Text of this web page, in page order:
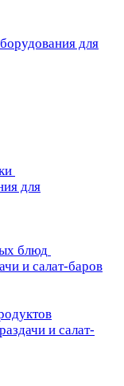
для
для
блюд
и салат-баров
и салат-